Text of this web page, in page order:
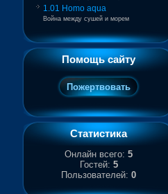
1.01 Homo aqua
Война между сушей и морем
Помощь сайту
Статистика
Онлайн всего: 5
Гостей: 5
Пользователей: 0